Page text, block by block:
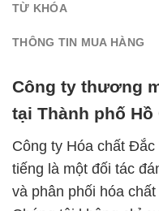
TỪ KHÓA
THÔNG TIN MUA HÀNG
Công ty thương
tại Thành phố Hồ
Công ty Hóa chất
tiếng là một đối tác
và phân phối hóa